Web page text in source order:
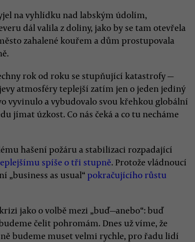
na vyhlídku nad labským údolím,
dál valila z doliny, jako by se tam otevřela
zahalené kouřem a dům prostupovala
rok od roku se stupňující katastrofy —
atmosféry teplejší zatím jen o jeden jediný
vyvinulo a vybudovalo svou křehkou globální
jímat úzkost. Co nás čeká a co tu necháme
hašení požáru a stabilizaci rozpadající
spíše o tři stupně. Protože vládnoucí
„business as usual“ pokračujícího růstu
jako o volbě mezi „buď—anebo“: buď
čelit pohromám. Dnes už víme, že
budeme muset velmi rychle, pro řadu lidí